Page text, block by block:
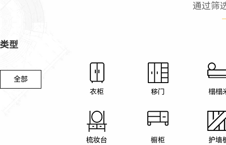
通过筛
类型
全部
衣柜
移门 榻榻
梳妆台 橱柜 护墙